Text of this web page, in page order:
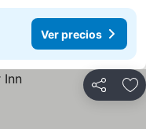
Ver precios
Compartir